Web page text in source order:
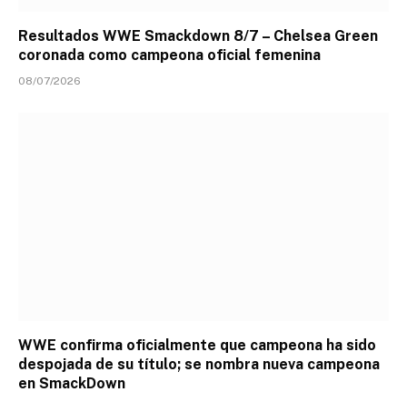
Resultados WWE Smackdown 8/7 – Chelsea Green
coronada como campeona oficial femenina
08/07/2026
WWE confirma oficialmente que campeona ha sido
despojada de su título; se nombra nueva campeona
en SmackDown